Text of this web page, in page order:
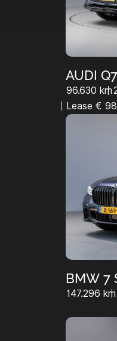
AUDI Q7
96.630 km
Lease €
BMW 7
147.296 km